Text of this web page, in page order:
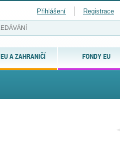
EU A ZAHRANIČÍ FONDY EU
Přihlášení Registrace